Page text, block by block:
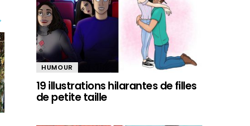
HUMOUR
19 illustrations hilarantes de filles
de petite taille